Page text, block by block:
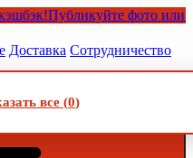
Публикуйте фото или
Доставка Сотрудничество
все (0)